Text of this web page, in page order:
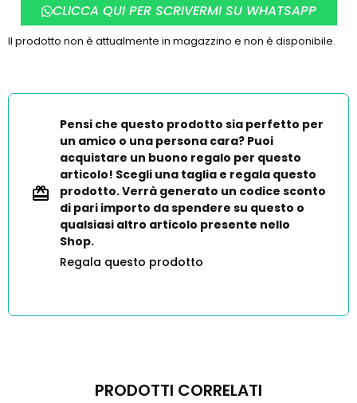
CLICCA QUI PER SCRIVERMI SU WHATSAPP
Il prodotto non è attualmente in magazzino e non è disponibile.
Pensi che questo prodotto sia perfetto per
un amico o una persona cara? Puoi
acquistare un buono regalo per questo
articolo! Scegli una taglia e regala questo
prodotto. Verrà generato un codice sconto
di pari importo da spendere su questo o
qualsiasi altro articolo presente nello
Shop.
Regala questo prodotto
PRODOTTI CORRELATI